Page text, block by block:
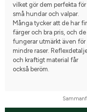
vilket gör dem perfekta för
små hundar och valpar.
Många tycker att de har
färger och bra pris, och de
fungerar utmärkt även för
mindre raser.
och kraftigt material får
också beröm.